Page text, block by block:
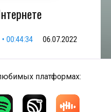
• 00:44:34 06.07.2022
платформах: